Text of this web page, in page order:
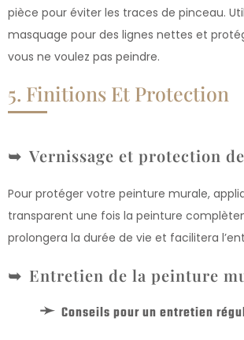
pièce pour éviter les traces de pinceau.
masquage pour des lignes nettes et
vous ne voulez pas peindre.
5. Finitions Et Protection
Vernissage et protection
Pour protéger votre peinture murale,
transparent une fois la peinture
prolongera la durée de vie et facilitera
Entretien de la peinture
Conseils pour un entretien